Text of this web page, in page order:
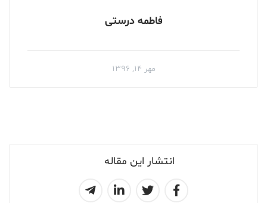
انتشار این مقاله
فاطمه درستی
مهر ۱۴, ۱۳۹۶